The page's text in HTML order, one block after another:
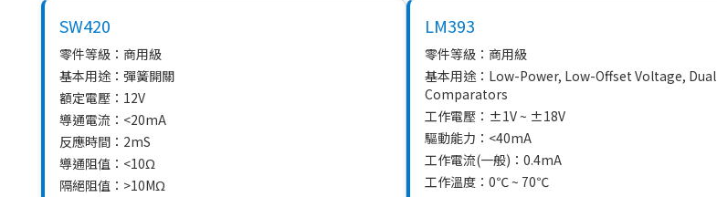
SW420
零件等級：商用級
基本用途：彈簧開關
額定電壓：12V
導通電流：<20mA
反應時間：2mS
導通阻值：<10Ω
隔絕阻值：>10MΩ
LM393
零件等級：商用級
基本用途：Low-Power, Low-Offset Voltage, Dual
Comparators
工作電壓：±1V ~ ±18V
驅動能力：<40mA
工作電流(一般)：0.4mA
工作溫度：0℃ ~ 70℃